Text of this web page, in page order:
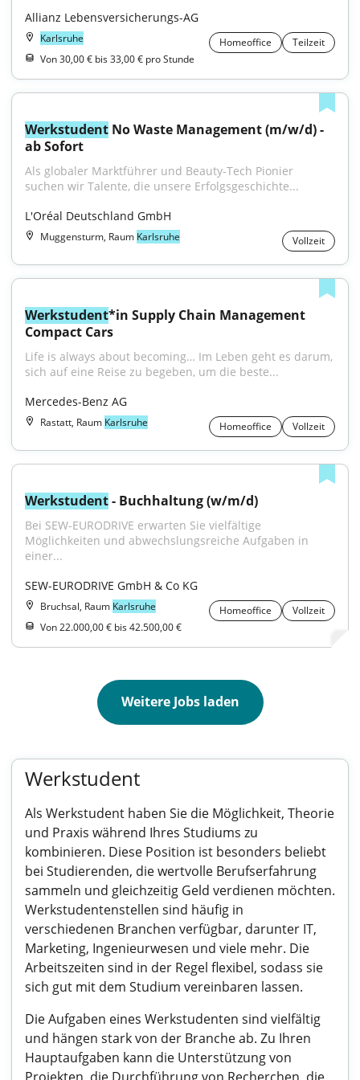
Allianz Lebensversicherungs-AG
Karlsruhe Homeoffice
Teilzeit
Von 30,00 € bis 33,00 € pro Stunde
Werkstudent No Waste Management (m/w/d) -
ab Sofort
Als globaler Marktführer und Beauty-Tech Pionier
suchen wir Talente, die unsere Erfolgsgeschichte...
L'Oréal Deutschland GmbH
Muggensturm, Raum Karlsruhe Vollzeit
Werkstudent*in Supply Chain Management
Compact Cars
Life is always about becoming… Im Leben geht es darum,
sich auf eine Reise zu begeben, um die beste...
Mercedes-Benz AG
Rastatt, Raum Karlsruhe Homeoffice Vollzeit
Werkstudent - Buchhaltung (w/m/d)
Bei SEW-EURODRIVE erwarten Sie vielfältige
Möglichkeiten und abwechslungsreiche Aufgaben in
einer...
SEW-EURODRIVE GmbH & Co KG
Bruchsal, Raum Karlsruhe Homeoffice
Vollzeit
Von 22.000,00 € bis 42.500,00 €
Weitere Jobs laden
Werkstudent
Als Werkstudent haben Sie die Möglichkeit, Theorie
und Praxis während Ihres Studiums zu
kombinieren. Diese Position ist besonders beliebt
bei Studierenden, die wertvolle Berufserfahrung
sammeln und gleichzeitig Geld verdienen möchten.
Werkstudentenstellen sind häufig in
verschiedenen Branchen verfügbar, darunter IT,
Marketing, Ingenieurwesen und viele mehr. Die
Arbeitszeiten sind in der Regel flexibel, sodass sie
sich gut mit dem Studium vereinbaren lassen.
Die Aufgaben eines Werkstudenten sind vielfältig
und hängen stark von der Branche ab. Zu Ihren
Hauptaufgaben kann die Unterstützung von